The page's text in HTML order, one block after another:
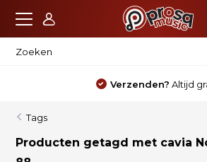
Verzenden? Altijd
Tags
Producten getagd met cavia